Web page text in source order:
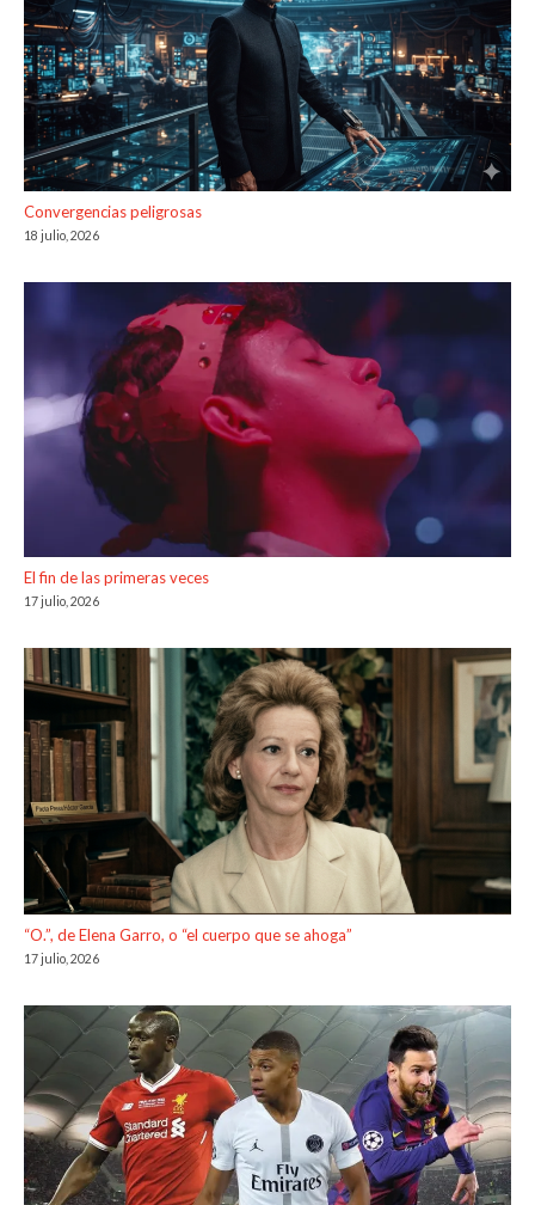
Convergencias peligrosas
18 julio, 2026
El fin de las primeras veces
17 julio, 2026
“O.”, de Elena Garro, o “el cuerpo que se ahoga”
17 julio, 2026